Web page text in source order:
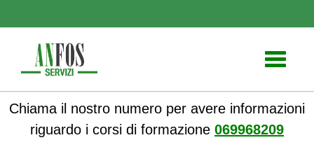
Toggle
Chiama il nostro numero per avere informazioni
riguardo i corsi di formazione 069968209